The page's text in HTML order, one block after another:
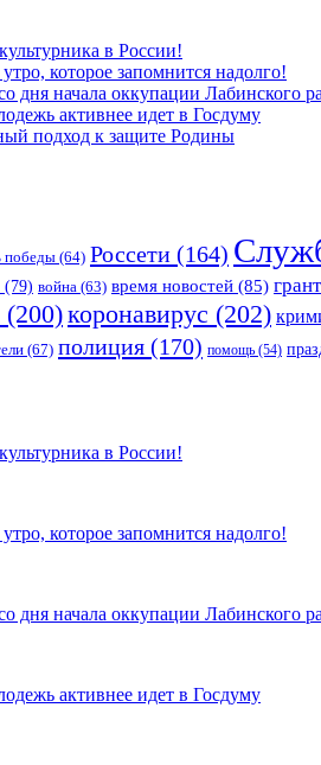
в России!
которое запомнится надолго!
дня начала оккупации Лабинского
активнее идет в Госдуму
подход к защите Родины
победы (64) Россети (164)
(79) война (63) время новостей (85)
(200)коронавирус (202)
(67) полиция (170) помощь (54)
в России!
которое запомнится надолго!
дня начала оккупации Лабинского
активнее идет в Госдуму